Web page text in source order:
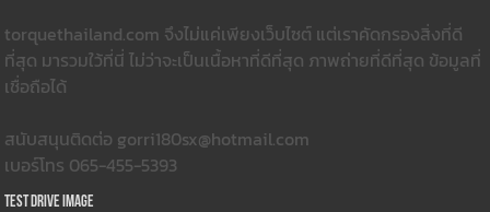
torquethailand.com จึงไม่แค่เพียงเว็บไซต์ แต่เราคัดกรองสิ่งที่ดี
ที่สุด มารวมใว้ที่นี่ ไม่ว่าจะเป็นเนื้อหาที่ดีที่สุด ภาพถ่ายที่ดีที่สุด ข้อมูลที่
เชื่อถือได้
สนับสนุนติดต่อ gorri180sx@hotmail.com
เบอร์โทร 065-455-5393
Test Drive Image